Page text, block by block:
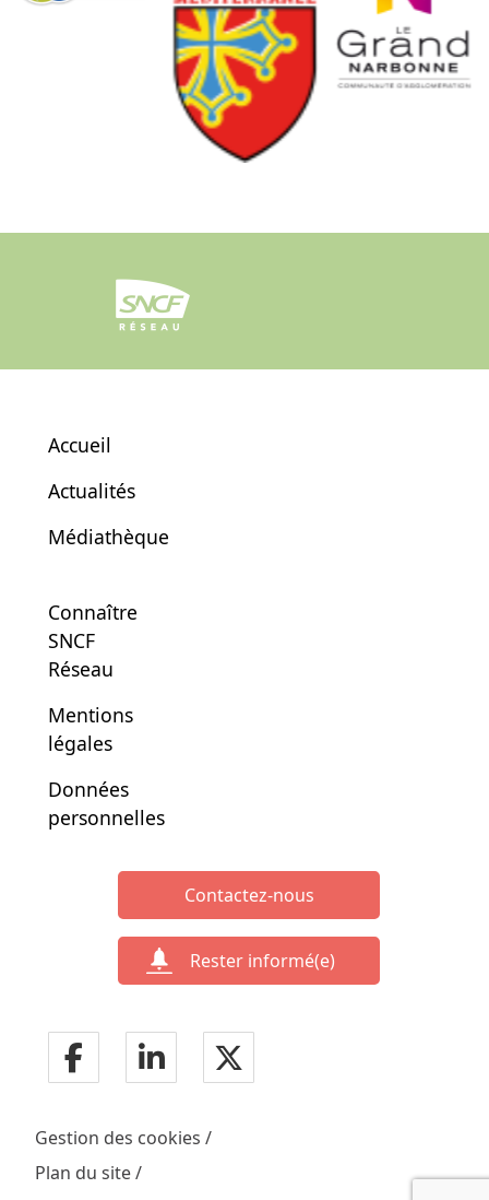
Accueil
Actualités
Médiathèque
Connaître
SNCF
Réseau
Mentions
légales
Données
personnelles
Contactez-nous
Rester informé(e)
Gestion des cookies
Plan du site